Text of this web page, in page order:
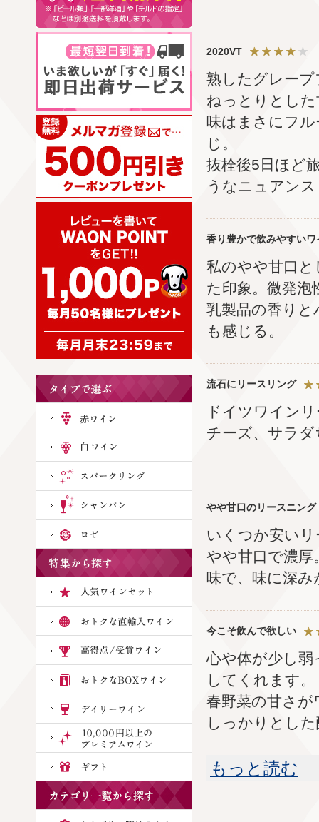
2020VT
熟したグレー
ねっとりとし
味はまさにフ
じ。
抜栓後5日ほど
うなニュアン
香り豊かで飲みやすいワ
私のやや甘口
た印象。微発泡
乳製品の香り
も感じる。
流石にリースリング
ドイツワイン
チーズ、サラ
やや甘口のリースニング
いくつか安い
やや甘口で濃
味で、味に深
今こそ飲んで欲しい
心や体が少し
してくれます。
春野菜の甘さ
しっかりとし
もっと読む